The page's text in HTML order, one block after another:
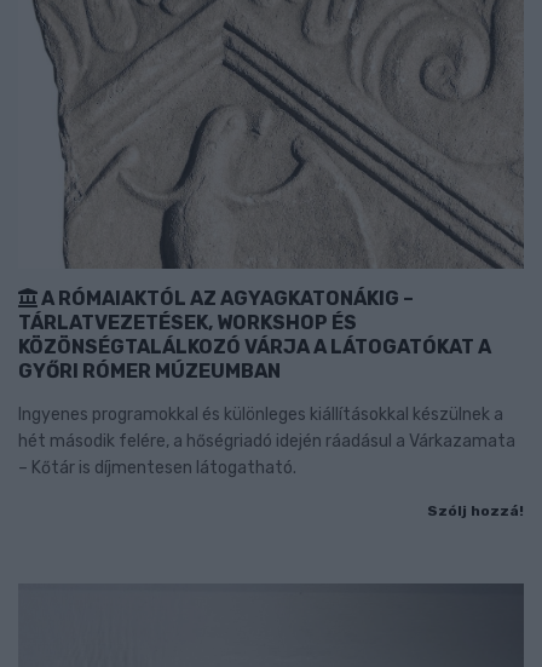
A RÓMAIAKTÓL AZ AGYAGKATONÁKIG –
TÁRLATVEZETÉSEK, WORKSHOP ÉS
KÖZÖNSÉGTALÁLKOZÓ VÁRJA A LÁTOGATÓKAT A
GYŐRI RÓMER MÚZEUMBAN
Ingyenes programokkal és különleges kiállításokkal készülnek a
hét második felére, a hőségriadó idején ráadásul a Várkazamata
– Kőtár is díjmentesen látogatható.
Szólj hozzá!